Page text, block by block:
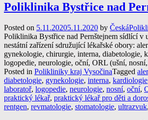
Poliklinika Bystřice nad
Posted on 5.11.20205.11.2020 by
Poliklinika Bystřice nad Pernštejnem sídlící v
nestátní zařízení sdružující lékařské obory:
gynekologie, chirurgie, interna, diabetologie,
logopedie, neurologie, oční, ORL (ušní,
Posted in Polikliniky kraj VysočinaTagged
diabetologie, gynekologie, interna, kardiologie
laboratoř, logopedie, neurologie, nosní, oční,
praktický lékař, praktický lékař pro děti a
rentgen, revmatologie, stomatologie, ultrazvuk,